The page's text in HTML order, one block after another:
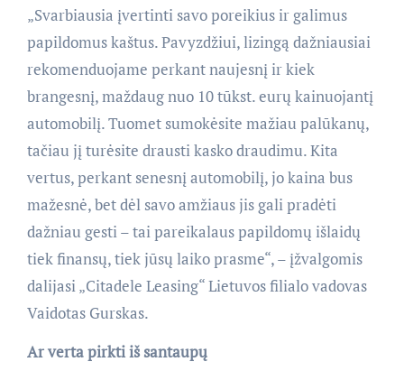
„Svarbiausia įvertinti savo poreikius ir galimus
papildomus kaštus. Pavyzdžiui, lizingą dažniausiai
rekomenduojame perkant naujesnį ir kiek
brangesnį, maždaug nuo 10 tūkst. eurų kainuojantį
automobilį. Tuomet sumokėsite mažiau palūkanų,
tačiau jį turėsite drausti kasko draudimu. Kita
vertus, perkant senesnį automobilį, jo kaina bus
mažesnė, bet dėl savo amžiaus jis gali pradėti
dažniau gesti – tai pareikalaus papildomų išlaidų
tiek finansų, tiek jūsų laiko prasme“, – įžvalgomis
dalijasi „Citadele Leasing“ Lietuvos filialo vadovas
Vaidotas Gurskas.
Ar verta pirkti iš santaupų